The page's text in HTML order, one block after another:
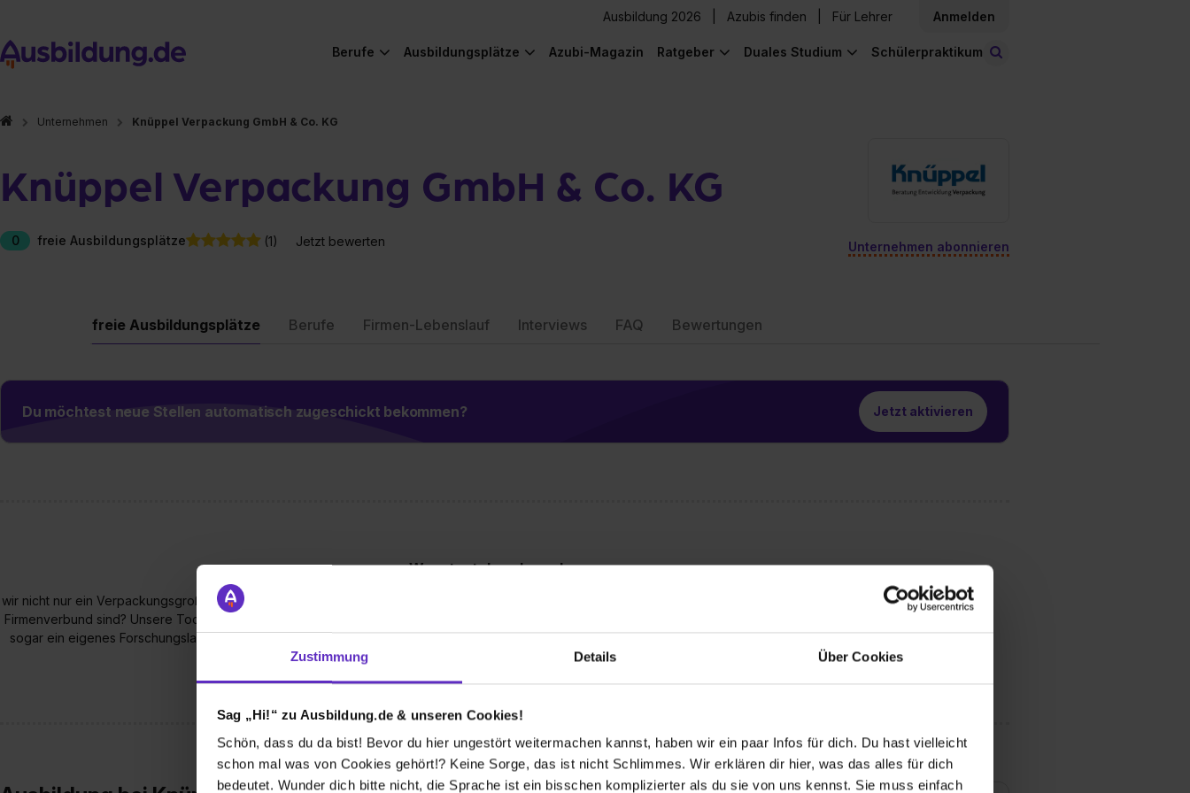
Zustimmung Details Über Cookies
Sag „Hi!“ zu Ausbildung.de & unseren Cookies!
Schön, dass du da bist! Bevor du hier ungestört weitermachen kannst, haben wir ein paar Infos für dich. Du hast vielleicht
schon mal was von Cookies gehört!? Keine Sorge, das ist nicht Schlimmes. Wir erklären dir hier, was das alles für dich
bedeutet. Wunder dich bitte nicht, die Sprache ist ein bisschen komplizierter als du sie von uns kennst. Sie muss einfach
Ausbildung 2026 Azubis finden Für Lehrer Anmelden
Berufe Ausbildungsplätze Azubi-Magazin Ratgeber Duales Studium Schülerpraktikum
Unternehmen Knüppel Verpackung GmbH & Co. KG
Knüppel Verpackung GmbH & Co. KG
0 freie Ausbildungsplätze (1) Jetzt bewerten Unternehmen abonnieren
freie Ausbildungsplätze Berufe Firmen-Lebenslauf Interviews FAQ Bewertungen
Du möchtest neue Stellen automatisch zugeschickt bekommen? Jetzt aktivieren
Wusstest du schon, dass...
wir nicht nur ein Verpackungsgroßhändler mit Sitz in Hann. Münden, sondern ein deutschlandweit agierender
Firmenverbund sind? Unsere Tochtergesellschaft EXCOR beschäftigt sich mit Korrosionsschutz und betreibt
sogar ein eigenes Forschungslabor in Dresden. Verpackung ist eben nicht nur Papier, sondern auch Folie,
Holz, Stahl, Kunstoff u. v. m.